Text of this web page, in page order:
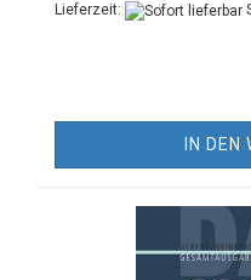
Lieferzeit:
IN DEN